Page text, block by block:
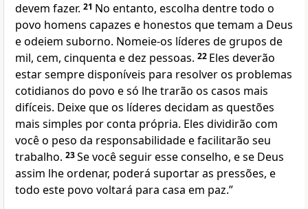
devem fazer. 21 No entanto, escolha dentre todo o
povo homens capazes e honestos que temam a Deus
e odeiem suborno. Nomeie-os líderes de grupos de
mil, cem, cinquenta e dez pessoas. 22 Eles deverão
estar sempre disponíveis para resolver os problemas
cotidianos do povo e só lhe trarão os casos mais
difíceis. Deixe que os líderes decidam as questões
mais simples por conta própria. Eles dividirão com
você o peso da responsabilidade e facilitarão seu
trabalho. 23Se você seguir esse conselho, e se Deus
assim lhe ordenar, poderá suportar as pressões, e
todo este povo voltará para casa em paz.”